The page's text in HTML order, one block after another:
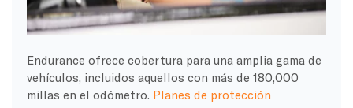
Endurance ofrece cobertura para una amplia gama de
vehículos, incluidos aquellos con más de 180,000
millas en el odómetro. Planes de protección